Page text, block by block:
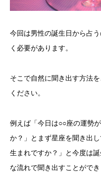
今回は男性の誕生日から占
く必要があります。
そこで自然に聞き出す方法
ください。
例えば「今日は○○座の運勢
か？」とまず星座を聞き出
生まれですか？」と今度は
な流れで聞き出すことができ